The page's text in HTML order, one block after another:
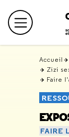
en
haut Menu
Accueil
Zizi
Faire
FAIRE